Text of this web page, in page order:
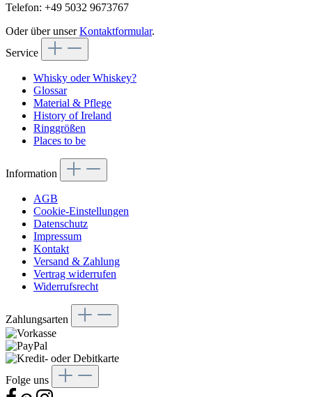
Telefon: +49 5032 9673767
Oder über unserKontaktformular.
Service
Whisky oder Whiskey?
Glossar
Material & Pflege
History of Ireland
Ringgrößen
Places to be
Information
AGB
Cookie-Einstellungen
Datenschutz
Impressum
Kontakt
Versand & Zahlung
Vertrag widerrufen
Widerrufsrecht
Zahlungsarten
Folge uns